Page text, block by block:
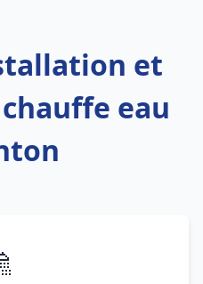
et
eau